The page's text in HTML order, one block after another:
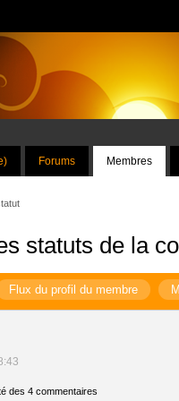
Forums Membres
statuts de la
Flux du profil du membre
des 4 commentaires